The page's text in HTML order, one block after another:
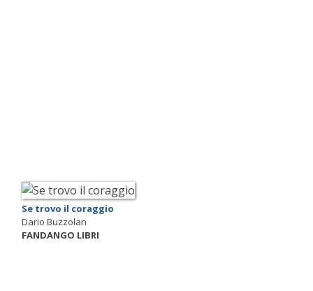
Se trovo il coraggio
Dario Buzzolan
FANDANGO LIBRI